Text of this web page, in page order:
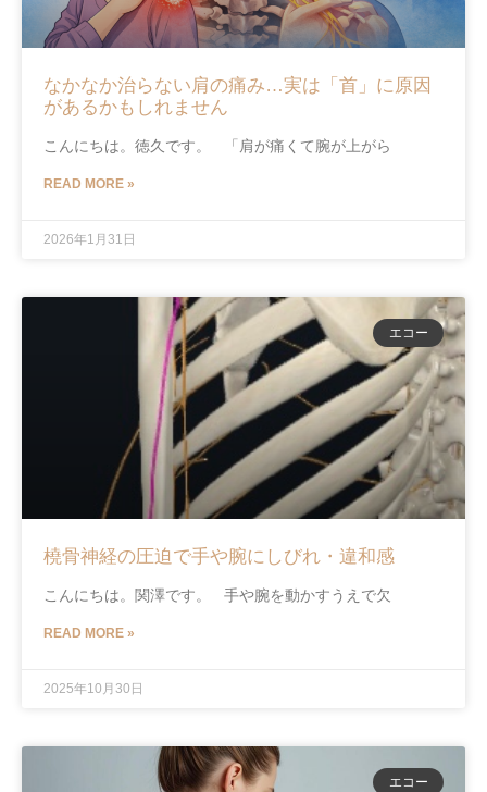
なかなか治らない肩の痛み…実は「首」に原因
があるかもしれません
こんにちは。徳久です。 「肩が痛くて腕が上がら
READ MORE »
2026年1月31日
エコー
橈骨神経の圧迫で手や腕にしびれ・違和感
こんにちは。関澤です。 手や腕を動かすうえで欠
READ MORE »
2025年10月30日
エコー